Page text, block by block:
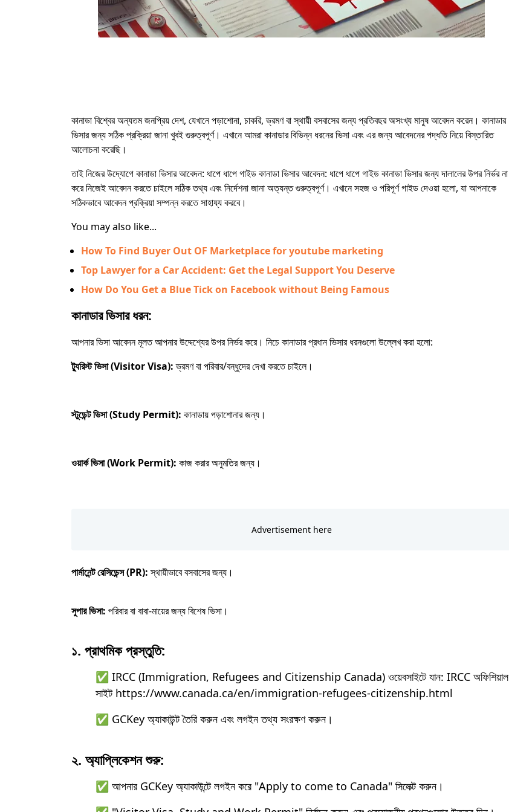
কানাডা বিশ্বের অন্যতম জনপ্রিয় দেশ, যেখানে পড়াশোনা, চাকরি, ভ্রমণ বা স্থায়ী বসবাসের জন্য প্রতিবছর অসংখ্য মানুষ আবেদন করেন। কানাডার
ভিসার জন্য সঠিক প্রক্রিয়া জানা খুবই গুরুত্বপূর্ণ। এখানে আমরা কানাডার বিভিন্ন ধরনের ভিসা এবং এর জন্য আবেদনের পদ্ধতি নিয়ে বিস্তারিত
আলোচনা করেছি।
তাই নিজের উদ্যোগে কানাডা ভিসার আবেদন: ধাপে ধাপে গাইড কানাডা ভিসার আবেদন: ধাপে ধাপে গাইড কানাডা ভিসার জন্য দালালের উপর নির্ভর না
করে নিজেই আবেদন করতে চাইলে সঠিক তথ্য এবং নির্দেশনা জানা অত্যন্ত গুরুত্বপূর্ণ। এখানে সহজ ও পরিপূর্ণ গাইড দেওয়া হলো, যা আপনাকে
সঠিকভাবে আবেদন প্রক্রিয়া সম্পন্ন করতে সাহায্য করবে।
You may also like...
How To Find Buyer Out OF Marketplace for youtube marketing
Top Lawyer for a Car Accident: Get the Legal Support You Deserve
How Do You Get a Blue Tick on Facebook without Being Famous
কানাডার ভিসার ধরন:
আপনার ভিসা আবেদন মূলত আপনার উদ্দেশ্যের উপর নির্ভর করে। নিচে কানাডার প্রধান ভিসার ধরনগুলো উল্লেখ করা হলো:
ট্যুরিস্ট ভিসা (Visitor Visa):ভ্রমণ বা পরিবার/বন্ধুদের দেখা করতে চাইলে।
স্টুডেন্ট ভিসা (Study Permit): কানাডায় পড়াশোনার জন্য।
ওয়ার্ক ভিসা (Work Permit): কাজ করার অনুমতির জন্য।
পার্মানেন্ট রেসিডেন্স (PR):স্থায়ীভাবে বসবাসের জন্য।
সুপার ভিসা: পরিবার বা বাবা-মায়ের জন্য বিশেষ ভিসা।
১. প্রাথমিক প্রস্তুতি:
✅ IRCC (Immigration, Refugees and Citizenship Canada) ওয়েবসাইটে যান: IRCC অফিশিয়াল
সাইট https://www.canada.ca/en/immigration-refugees-citizenship.html
✅ GCKey অ্যাকাউন্ট তৈরি করুন এবং লগইন তথ্য সংরক্ষণ করুন।
২. অ্যাপ্লিকেশন শুরু:
✅ আপনার GCKey অ্যাকাউন্টে লগইন করে "Apply to come to Canada" সিলেক্ট করুন।